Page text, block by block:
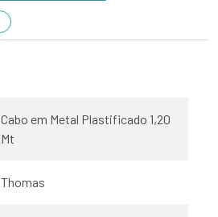
Cabo em Metal Plastificado 1,20
Mt
Thomas